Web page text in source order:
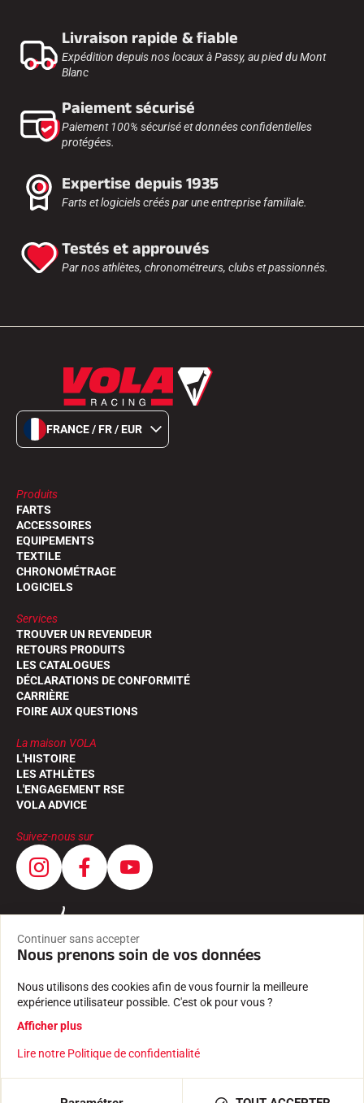
Livraison rapide & fiable
Expédition depuis nos locaux à Passy, au pied du Mont
Blanc
Paiement sécurisé
Paiement 100% sécurisé et données confidentielles
protégées.
Expertise depuis 1935
Farts et logiciels créés par une entreprise familiale.
Testés et approuvés
Par nos athlètes, chronométreurs, clubs et passionnés.
FRANCE / FR / EUR
Produits
FARTS
ACCESSOIRES
EQUIPEMENTS
TEXTILE
CHRONOMÉTRAGE
LOGICIELS
Services
TROUVER UN REVENDEUR
RETOURS PRODUITS
LES CATALOGUES
DÉCLARATIONS DE CONFORMITÉ
CARRIÈRE
FOIRE AUX QUESTIONS
La maison VOLA
L'HISTOIRE
LES ATHLÈTES
L'ENGAGEMENT RSE
VOLA ADVICE
Suivez-nous sur
CGV
Continuer sans accepter
Nous prenons soin de vos données
Nous utilisons des cookies afin de vous fournir la meilleure
expérience utilisateur possible. C'est ok pour vous ?
Afficher plus
Lire notre Politique de confidentialité